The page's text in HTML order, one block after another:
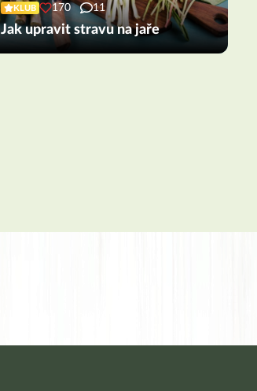
KLUB 170 11
Jak upravit stravu na jaře